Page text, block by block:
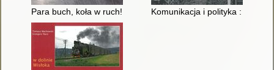
Para buch, koła w ruch! : 150 lat kolei w Zielonej Górze
Komunikacja i polityka :